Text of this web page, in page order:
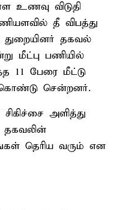
உணவு விடுதி
தீ விபத்து
துறையினர் தகவல்
மீட்பு பணியில்
11 பேரை மீட்டு
கொண்டு சென்றனர்.
அளித்து
தகவலின்
தெரிய வரும் என